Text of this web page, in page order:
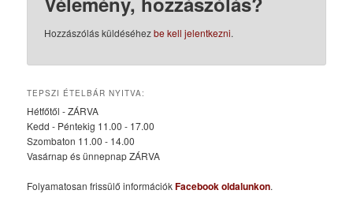
Hozzászólás küldéséhezbe kell jelentkezni.
TEPSZI ÉTELBÁR NYITVA:
Hétfőtől - ZÁRVA
Kedd - Péntekig 11.00 - 17.00
Szombaton 11.00 - 14.00
Vasárnap és ünnepnap ZÁRVA
Folyamatosan frissülő információkFacebook oldalunkon.